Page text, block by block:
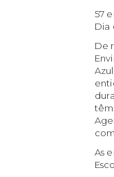
57
Dia
De
têm
As